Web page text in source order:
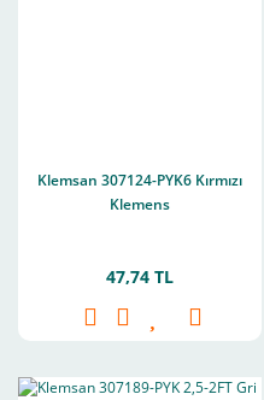
Klemsan 307124-PYK6 Kırmızı
Klemens
47,74 TL